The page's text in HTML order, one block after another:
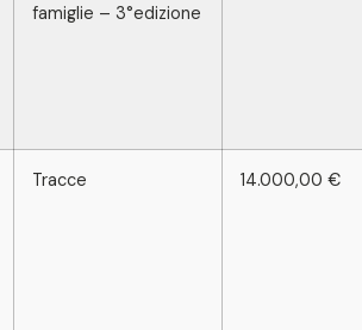
famiglie – 3°edizione
Tracce 14.000,00 €